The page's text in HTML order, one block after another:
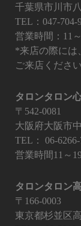
千葉県市川市
TEL：047-704-
営業時間：11
*来店の際には
ご来店ください
タロンタロン
〒542-0081
大阪府大阪市
TEL：
06-
営業時間11～
タロンタロン
〒166-0003
東京都杉並区